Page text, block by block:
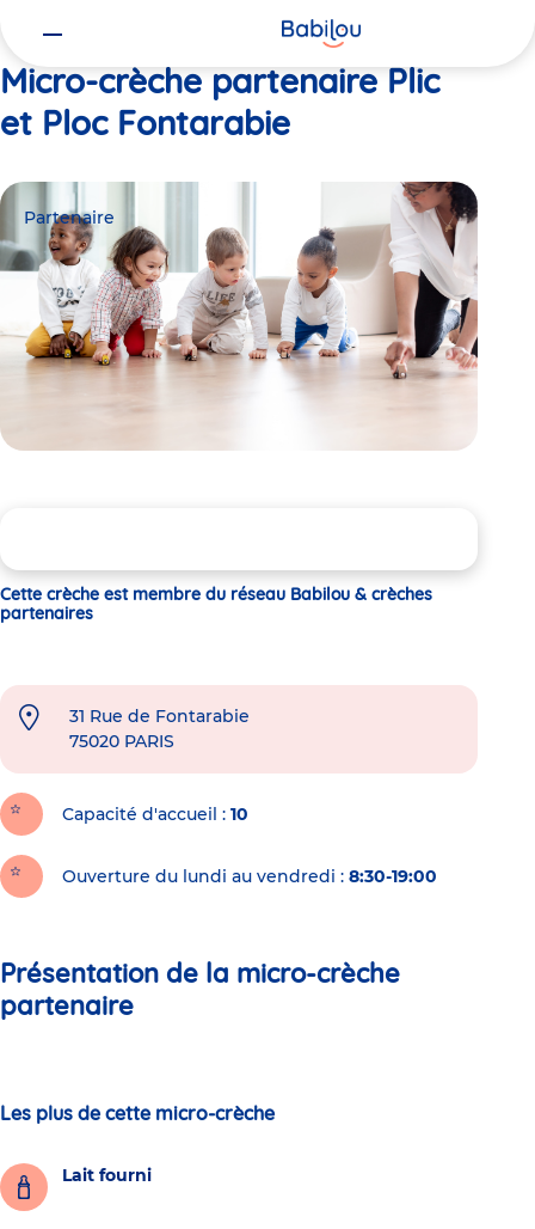
Micro-crèche partenaire Plic
et Ploc Fontarabie
Partenaire
Cette crèche est membre du réseau Babilou & crèches
partenaires
31 Rue de Fontarabie
75020 PARIS
Capacité d'accueil 10
Ouverture du lundi au vendredi : 8:30-19:00
Présentation de la micro-crèche
partenaire
Les plus de cette micro-crèche
Lait fourni